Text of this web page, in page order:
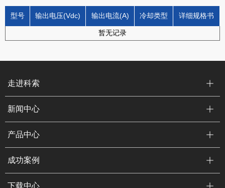
型号 输出电压(Vdc) 输出电流(A) 冷却类型 详细规格书
暂无记录
走进科索
新闻中心
产品中心
成功案例
下载中心